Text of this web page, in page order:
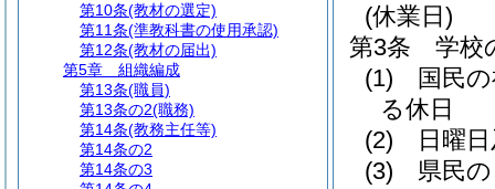
(休業日)
第3条
学校
(1)
国民
る休日
(2)
日曜
(3)
県民
第10条(教材の選定)
第11条(準教科書の使用承認)
第12条(教材の届出)
第5章
組織編成
第13条(職員)
第13条の2(職務)
第14条(教務主任等)
第14条の2
第14条の3